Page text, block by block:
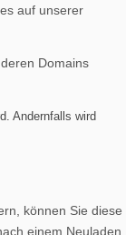
auf unserer
Domains
Andernfalls wird
können Sie diese
einem Neuladen